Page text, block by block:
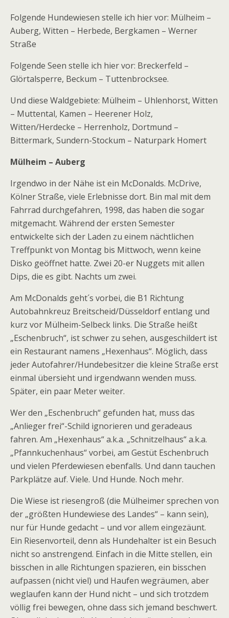
Folgende Hundewiesen stelle ich hier vor: Mülheim –
Auberg, Witten – Herbede, Bergkamen – Werner
Straße
Folgende Seen stelle ich hier vor: Breckerfeld –
Glörtalsperre, Beckum – Tuttenbrocksee.
Und diese Waldgebiete: Mülheim – Uhlenhorst, Witten
– Muttental, Kamen – Heerener Holz,
Witten/Herdecke – Herrenholz, Dortmund –
Bittermark, Sundern-Stockum – Naturpark Homert
Mülheim – Auberg
Irgendwo in der Nähe ist ein McDonalds. McDrive,
Kölner Straße, viele Erlebnisse dort. Bin mal mit dem
Fahrrad durchgefahren, 1998, das haben die sogar
mitgemacht. Während der ersten Semester
entwickelte sich der Laden zu einem nächtlichen
Treffpunkt von Montag bis Mittwoch, wenn keine
Disko geöffnet hatte. Zwei 20-er Nuggets mit allen
Dips, die es gibt. Nachts um zwei.
Am McDonalds geht´s vorbei, die B1 Richtung
Autobahnkreuz Breitscheid/Düsseldorf entlang und
kurz vor Mülheim-Selbeck links. Die Straße heißt
„Eschenbruch“, ist schwer zu sehen, ausgeschildert ist
ein Restaurant namens „Hexenhaus“. Möglich, dass
jeder Autofahrer/Hundebesitzer die kleine Straße erst
einmal übersieht und irgendwann wenden muss.
Später, ein paar Meter weiter.
Wer den „Eschenbruch“ gefunden hat, muss das
„Anlieger frei“-Schild ignorieren und geradeaus
fahren. Am „Hexenhaus“ a.k.a. „Schnitzelhaus“ a.k.a.
„Pfannkuchenhaus“ vorbei, am Gestüt Eschenbruch
und vielen Pferdewiesen ebenfalls. Und dann tauchen
Parkplätze auf. Viele. Und Hunde. Noch mehr.
Die Wiese ist riesengroß (die Mülheimer sprechen von
der „größten Hundewiese des Landes“ – kann sein),
nur für Hunde gedacht – und vor allem eingezäunt.
Ein Riesenvorteil, denn als Hundehalter ist ein Besuch
nicht so anstrengend. Einfach in die Mitte stellen, ein
bisschen in alle Richtungen spazieren, ein bisschen
aufpassen (nicht viel) und Haufen wegräumen, aber
weglaufen kann der Hund nicht – und sich trotzdem
völlig frei bewegen, ohne dass sich jemand beschwert.